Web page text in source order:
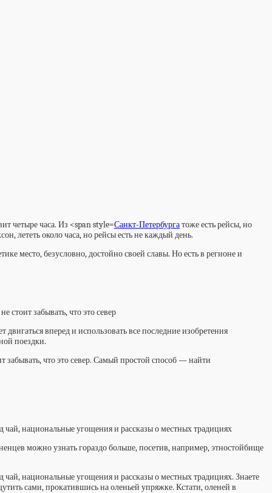
четыре часа. Из <span style=Санкт-Петербургатоже есть рейсы, но
лететь около часа, но рейсы есть не каждый день.
место, безусловно, достойно своей славы. Но есть в регионе и
забывать, что это север
вперед и использовать все последние изобретения
поездки.
что это север. Самый простой способ — найти
национальные угощения и рассказы о местных традициях
можно узнать гораздо больше, посетив, например, этностойбище
национальные угощения и рассказы о местных традициях. Знаете
сами, прокатившись на оленьей упряжке. Кстати, оленей в